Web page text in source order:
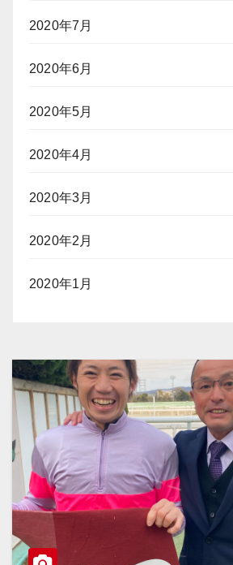
2020年7月
2020年6月
2020年5月
2020年4月
2020年3月
2020年2月
2020年1月